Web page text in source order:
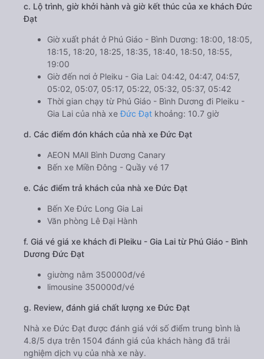
c. Lộ trình, giờ khởi hành và giờ kết thúc của xe khách Đức
Đạt
Giờ xuất phát ở Phú Giáo - Bình Dương: 18:00, 18:05,
18:15, 18:20, 18:25, 18:35, 18:40, 18:50, 18:55,
19:00
Giờ đến nơi ở Pleiku - Gia Lai: 04:42, 04:47, 04:57,
05:02, 05:07, 05:17, 05:22, 05:32, 05:37, 05:42
Thời gian chạy từ Phú Giáo - Bình Dương đi Pleiku -
Gia Lai của nhà xeĐức Đạt khoảng: 10.7 giờ
d. Các điểm đón khách của nhà xe Đức Đạt
AEON MAll Bình Dương Canary
Bến xe Miền Đông - Quầy vé 17
e. Các điểm trả khách của nhà xe Đức Đạt
Bến Xe Đức Long Gia Lai
Văn phòng Lê Đại Hành
f. Giá vé giá xe khách đi Pleiku - Gia Lai từ Phú Giáo - Bình
Dương Đức Đạt
giường nằm 350000đ/vé
limousine 350000đ/vé
g. Review, đánh giá chất lượng xe Đức Đạt
Nhà xe Đức Đạt được đánh giá với số điểm trung bình là
4.8/5 dựa trên 1504 đánh giá của khách hàng đã trải
nghiệm dịch vụ của nhà xe này.